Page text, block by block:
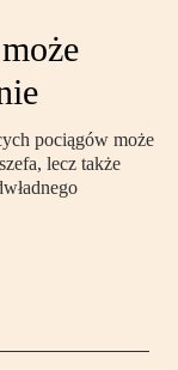
pociągów może
lecz także